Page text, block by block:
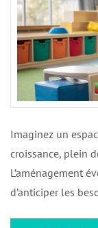
Imaginez un
croissance, plein
L’aménagement
d’anticiper les